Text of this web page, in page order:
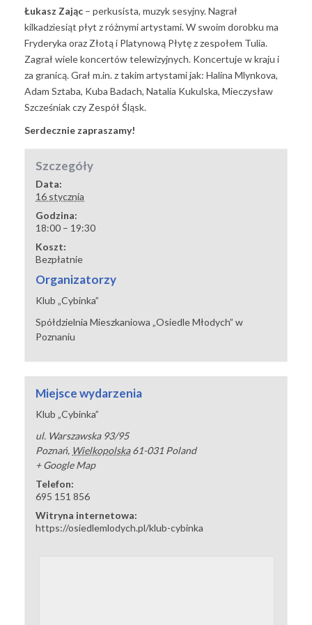
Łukasz Zając – perkusista, muzyk sesyjny. Nagrał
kilkadziesiąt płyt z różnymi artystami. W swoim dorobku ma
Fryderyka oraz Złotą i Platynową Płytę z zespołem Tulia.
Zagrał wiele koncertów telewizyjnych. Koncertuje w kraju i
za granicą. Grał m.in. z takim artystami jak: Halina Mlynkova,
Adam Sztaba, Kuba Badach, Natalia Kukulska, Mieczysław
Szcześniak czy Zespół Śląsk.
Serdecznie zapraszamy!
Szczegóły
Data:
16 stycznia
Godzina:
18:00 – 19:30
Koszt:
Bezpłatnie
Organizatorzy
Klub „Cybinka”
Spółdzielnia Mieszkaniowa „Osiedle Młodych” w
Poznaniu
Miejsce wydarzenia
Klub „Cybinka”
ul. Warszawska 93/95
Poznań, Wielkopolska 61-031 Poland
+ Google Map
Telefon:
695 151 856
Witryna internetowa:
https://osiedlemlodych.pl/klub-cybinka